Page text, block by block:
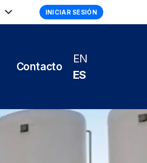
INICIAR SESIÓN
Contacto
EN
ES